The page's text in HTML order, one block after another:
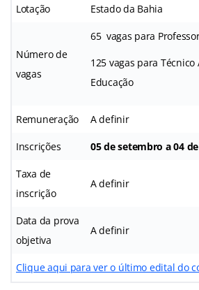
Lotação Estado da Bahia
Número de
vagas
65 vagas para
125 vagas para
Educação
Remuneração A definir
Inscrições 05 de setembro a 04
Taxa de
inscrição
A definir
Data da prova
objetiva
A definir
Clique aqui para ver o último edital do